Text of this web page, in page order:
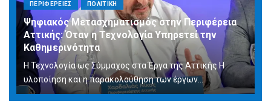
ΠΕΡΙΦΕΡΕΙΕΣ ΠΟΛΙΤΙΚΗ
Ψηφιακός Μετασχηματισμός στην Περιφέρεια
Αττικής: Όταν η Τεχνολογία Υπηρετεί την
Καθημερινότητα
Η Τεχνολογία ως Σύμμαχος στα Έργα της Αττικής Η
υλοποίηση και η παρακολούθηση των έργων...